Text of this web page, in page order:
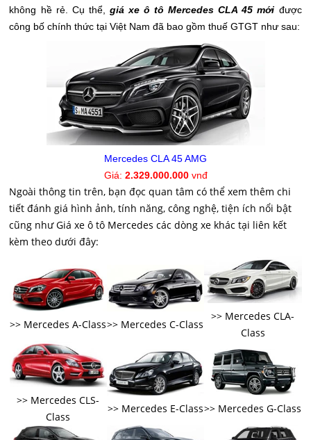
không hề rẻ. Cụ thể, giá xe ô tô Mercedes CLA 45 mới được
công bố chính thức tại Việt Nam đã bao gồm thuế GTGT như sau:
Mercedes CLA 45 AMG
Giá: 2.329.000.000 vnđ
Ngoài thông tin trên, bạn đọc quan tâm có thể xem thêm chi
tiết đánh giá hình ảnh, tính năng, công nghệ, tiện ích nổi bật
cũng như Giá xe ô tô Mercedes các dòng xe khác tại liên kết
kèm theo dưới đây:
>> Mercedes A-Class>> Mercedes C-Class
>> Mercedes CLA-
Class
>> Mercedes CLS-
Class
>> Mercedes E-Class>> Mercedes G-Class